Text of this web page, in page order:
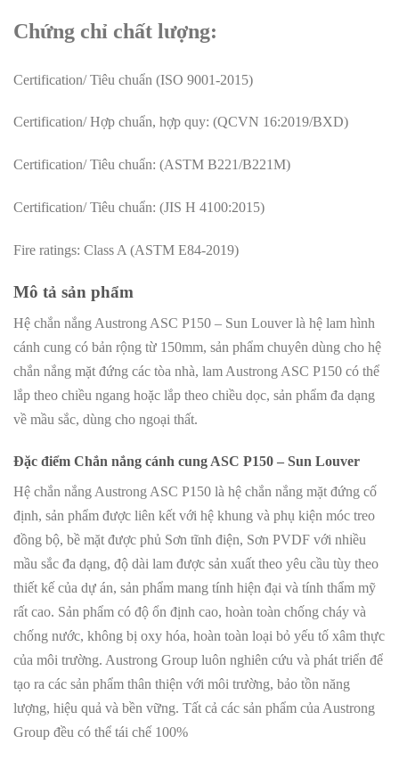
Chứng chỉ chất lượng:
Certification/ Tiêu chuẩn (ISO 9001-2015)
Certification/ Hợp chuẩn, hợp quy: (QCVN 16:2019/BXD)
Certification/ Tiêu chuẩn: (ASTM B221/B221M)
Certification/ Tiêu chuẩn: (JIS H 4100:2015)
Fire ratings: Class A (ASTM E84-2019)
Mô tả sản phẩm
Hệ chắn nắng Austrong ASC P150 – Sun Louver là hệ lam hình
cánh cung có bản rộng từ 150mm, sản phẩm chuyên dùng cho hệ
chắn nắng mặt đứng các tòa nhà, lam Austrong ASC P150 có thể
lắp theo chiều ngang hoặc lắp theo chiều dọc, sản phẩm đa dạng
về mầu sắc, dùng cho ngoại thất.
Đặc điểm Chắn nắng cánh cung ASC P150 – Sun Louver
Hệ chắn nắng Austrong ASC P150 là hệ chắn nắng mặt đứng cố
định, sản phẩm được liên kết với hệ khung và phụ kiện móc treo
đồng bộ, bề mặt được phủ Sơn tĩnh điện, Sơn PVDF với nhiều
mầu sắc đa dạng, độ dài lam được sản xuất theo yêu cầu tùy theo
thiết kế của dự án, sản phẩm mang tính hiện đại và tính thẩm mỹ
rất cao. Sản phẩm có độ ổn định cao, hoàn toàn chống cháy và
chống nước, không bị oxy hóa, hoàn toàn loại bỏ yếu tố xâm thực
của môi trường. Austrong Group luôn nghiên cứu và phát triển để
tạo ra các sản phẩm thân thiện với môi trường, bảo tồn năng
lượng, hiệu quả và bền vững. Tất cả các sản phẩm của Austrong
Group đều có thể tái chế 100%